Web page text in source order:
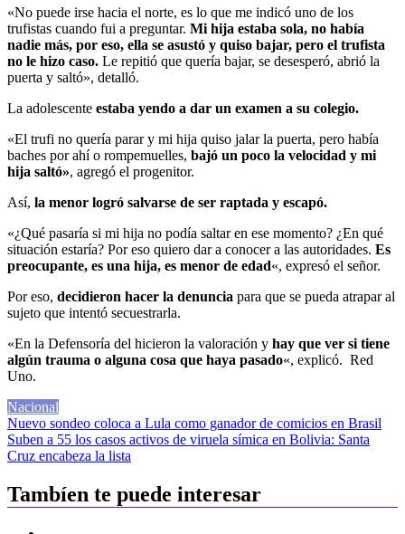
«No puede irse hacia el norte, es lo que me indicó uno de los
trufistas cuando fui a preguntar. Mi hija estaba sola, no había
nadie más, por eso, ella se asustó y quiso bajar, pero el trufista
no le hizo caso. Le repitió que quería bajar, se desesperó, abrió la
puerta y saltó», detalló.
La adolescente estaba yendo a dar un examen a su colegio.
«El trufi no quería parar y mi hija quiso jalar la puerta, pero había
baches por ahí o rompemuelles, bajó un poco la velocidad y mi
hija saltó», agregó el progenitor.
Así, la menor logró salvarse de ser raptada y escapó.
«¿Qué pasaría si mi hija no podía saltar en ese momento? ¿En qué
situación estaría? Por eso quiero dar a conocer a las autoridades. Es
preocupante, es una hija, es menor de edad«, expresó el señor.
Por eso, decidieron hacer la denuncia para que se pueda atrapar al
sujeto que intentó secuestrarla.
«En la Defensoría del hicieron la valoración y hay que ver si tiene
algún trauma o alguna cosa que haya pasado«, explicó. Red
Uno.
Nacional
Navegación
de
Nuevo sondeo coloca a Lula como ganador de comicios en Brasil
Suben a 55 los casos activos de viruela símica en Bolivia: Santa
Cruz encabeza la lista
Tambíen te puede interesar